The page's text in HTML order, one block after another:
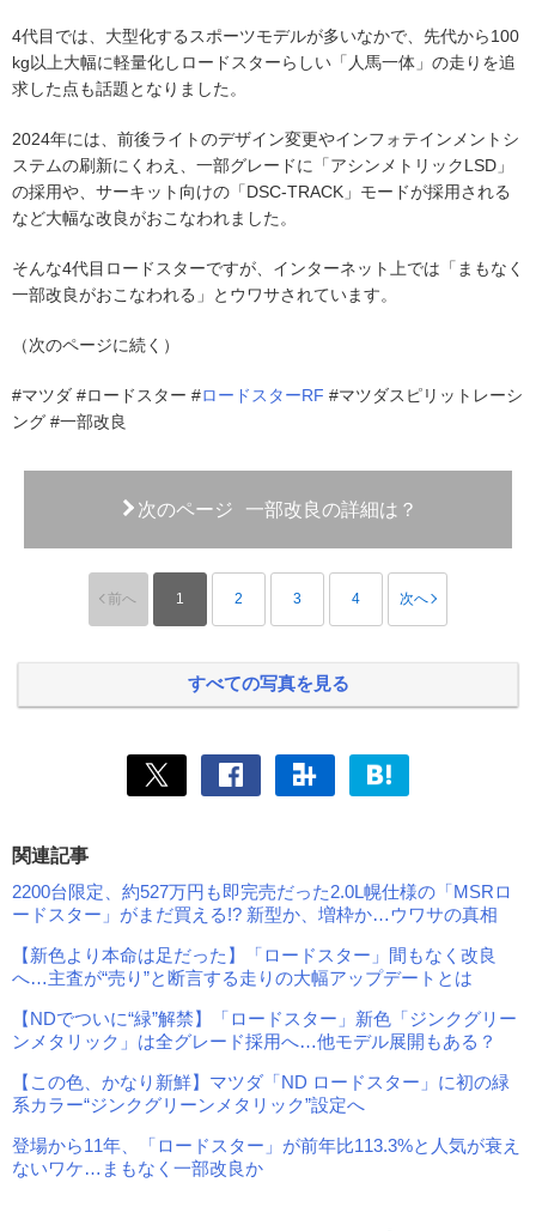
4代目では、大型化するスポーツモデルが多いなかで、先代から100
kg以上大幅に軽量化しロードスターらしい「人馬一体」の走りを追
求した点も話題となりました。
2024年には、前後ライトのデザイン変更やインフォテインメントシ
ステムの刷新にくわえ、一部グレードに「アシンメトリックLSD」
の採用や、サーキット向けの「DSC-TRACK」モードが採用される
など大幅な改良がおこなわれました。
そんな4代目ロードスターですが、インターネット上では「まもなく
一部改良がおこなわれる」とウワサされています。
（次のページに続く）
#マツダ #ロードスター #ロードスターRF #マツダスピリットレーシ
ング #一部改良
次のページ 一部改良の詳細は？
前へ 1 2 3 4 次へ
すべての写真を見る
関連記事
2200台限定、約527万円も即完売だった2.0L幌仕様の「MSRロ
ードスター」がまだ買える!? 新型か、増枠か…ウワサの真相
【新色より本命は足だった】「ロードスター」間もなく改良
へ…主査が“売り”と断言する走りの大幅アップデートとは
【NDでついに“緑”解禁】「ロードスター」新色「ジンクグリー
ンメタリック」は全グレード採用へ…他モデル展開もある？
【この色、かなり新鮮】マツダ「ND ロードスター」に初の緑
系カラー“ジンクグリーンメタリック”設定へ
登場から11年、「ロードスター」が前年比113.3%と人気が衰え
ないワケ…まもなく一部改良か